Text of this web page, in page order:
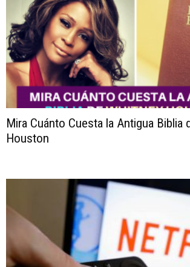
Mira Cuánto Cuesta la Antigua Biblia
Houston